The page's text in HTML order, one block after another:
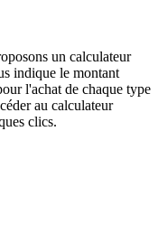
un calculateur
indique le montant
l'achat de chaque type
au calculateur
clics.